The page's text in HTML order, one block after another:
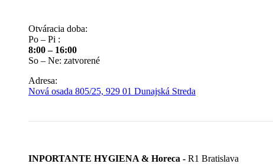
Otváracia doba:
Po – Pi :
8:00 – 16:00
So – Ne: zatvorené
Adresa:
Nová osada 805/25, 929 01 Dunajská Streda
INPORTANTE HYGIENA & Horeca - R1 Bratislava